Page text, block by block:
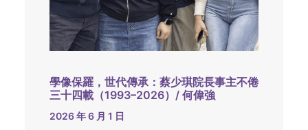
學像保羅，世代傳承：蔡少琪院長事主不倦
三十四載（1993–2026）/ 何偉強
2026 年 6 月 1 日